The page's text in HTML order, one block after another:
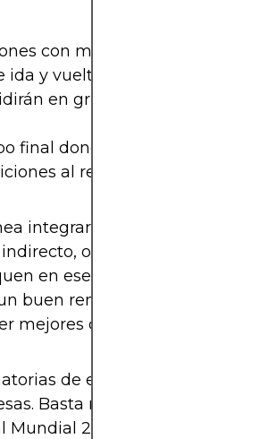
con menor ranking FIFA se
y vuelta para avanzar.
en grupos donde los
final donde se repartirán los
al repechaje.
integrar la Nations League
otorgando ventajas a
en ese torneo. De esta
buen rendimiento constante
mejores cabezas de serie.
de esta confederación
Basta recordar cómo
2018 o cómo Costa